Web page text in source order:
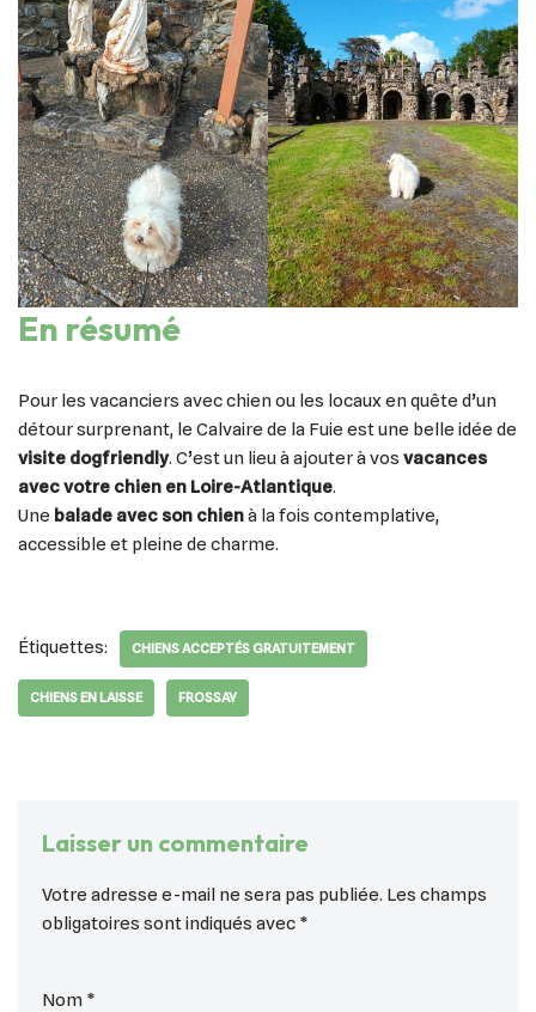
En résumé
Pour les vacanciers avec chien ou les locaux en quête d’un
détour surprenant, le Calvaire de la Fuie est une belle idée de
visite dogfriendly. C’est un lieu à ajouter à vos vacances
avec votre chien en Loire-Atlantique.
Une balade avec son chienà la fois contemplative,
accessible et pleine de charme.
Étiquettes: CHIENS ACCEPTÉS GRATUITEMENT
CHIENS EN LAISSE FROSSAY
Laisser un commentaire
Votre adresse e-mail ne sera pas publiée. Les champs
obligatoires sont indiqués avec *
Nom *